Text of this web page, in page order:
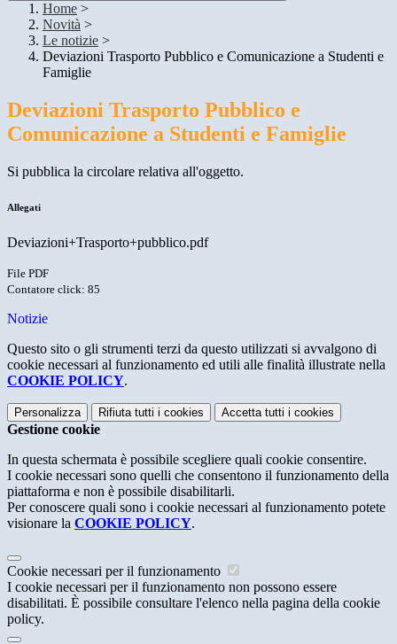
Home >
Novità >
Le notizie >
Deviazioni Trasporto Pubblico e Comunicazione a Studenti e
Famiglie
Deviazioni Trasporto Pubblico e
Comunicazione a Studenti e Famiglie
Si pubblica la circolare relativa all'oggetto.
Allegati
Deviazioni+Trasporto+pubblico.pdf
File PDF
Contatore click: 85
Notizie
Questo sito o gli strumenti terzi da questo utilizzati si avvalgono di
cookie necessari al funzionamento ed utili alle finalità illustrate nella
COOKIE POLICY.
Personalizza Rifiuta tutti i cookies Accetta tutti i cookies
Gestione cookie
In questa schermata è possibile scegliere quali cookie consentire.
I cookie necessari sono quelli che consentono il funzionamento della
piattaforma e non è possibile disabilitarli.
Per conoscere quali sono i cookie necessari al funzionamento potete
visionare la COOKIE POLICY.
Cookie necessari per il funzionamento
I cookie necessari per il funzionamento non possono essere
disabilitati. È possibile consultare l'elenco nella pagina della cookie
policy.